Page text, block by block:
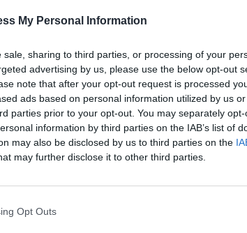
My Personal Information
sale, sharing to third parties, or processing of your
advertising by us, please use the below opt-out
note that after your opt-out request is processed
ads based on personal information utilized by us
parties prior to your opt-out. You may separately
information by third parties on the IAB’s list of
may also be disclosed by us to third parties on the
may further disclose it to other third parties.
Opt Outs
Säsongen 2025-
8 sep 2025 0